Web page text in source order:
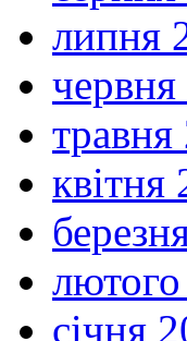
липня
січня